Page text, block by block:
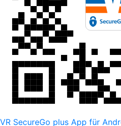
VR SecureGo plus App für